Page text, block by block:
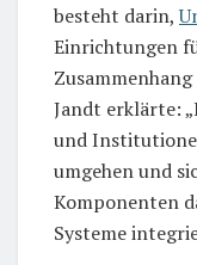
besteht darin,
Einrichtungen
Jandt erklärte:
und
umgehen und
Komponenten
Systeme